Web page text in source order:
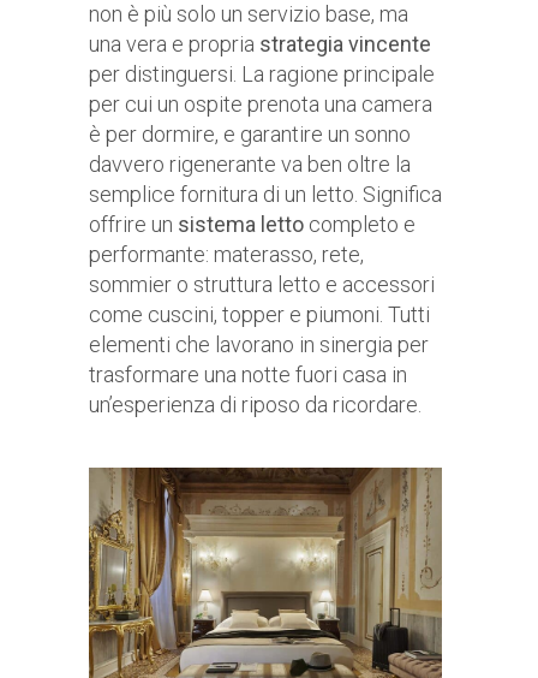
non è più solo un servizio base, ma
una vera e propria strategia vincente
per distinguersi. La ragione principale
per cui un ospite prenota una camera
è per dormire, e garantire un sonno
davvero rigenerante va ben oltre la
semplice fornitura di un letto. Significa
offrire un sistema letto completo e
performante: materasso, rete,
sommier o struttura letto e accessori
come cuscini, topper e piumoni. Tutti
elementi che lavorano in sinergia per
trasformare una notte fuori casa in
un’esperienza di riposo da ricordare.